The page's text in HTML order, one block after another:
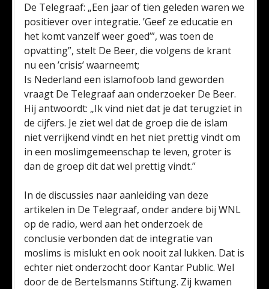
De Telegraaf: „Een jaar of tien geleden waren we
positiever over integratie. ’Geef ze educatie en
het komt vanzelf weer goed’”, was toen de
opvatting”, stelt De Beer, die volgens de krant
nu een ’crisis’ waarneemt;
Is Nederland een islamofoob land geworden
vraagt De Telegraaf aan onderzoeker De Beer.
Hij antwoordt: „Ik vind niet dat je dat terugziet in
de cijfers. Je ziet wel dat de groep die de islam
niet verrijkend vindt en het niet prettig vindt om
in een moslimgemeenschap te leven, groter is
dan de groep dit dat wel prettig vindt.”
In de discussies naar aanleiding van deze
artikelen in De Telegraaf, onder andere bij WNL
op de radio, werd aan het onderzoek de
conclusie verbonden dat de integratie van
moslims is mislukt en ook nooit zal lukken. Dat is
echter niet onderzocht door Kantar Public. Wel
door de de Bertelsmanns Stiftung. Zij kwamen